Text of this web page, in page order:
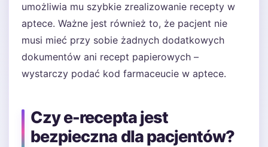
umożliwia mu szybkie zrealizowanie recepty w
aptece. Ważne jest również to, że pacjent nie
musi mieć przy sobie żadnych dodatkowych
dokumentów ani recept papierowych –
wystarczy podać kod farmaceucie w aptece.
Czy e-recepta jest
bezpieczna dla pacjentów?